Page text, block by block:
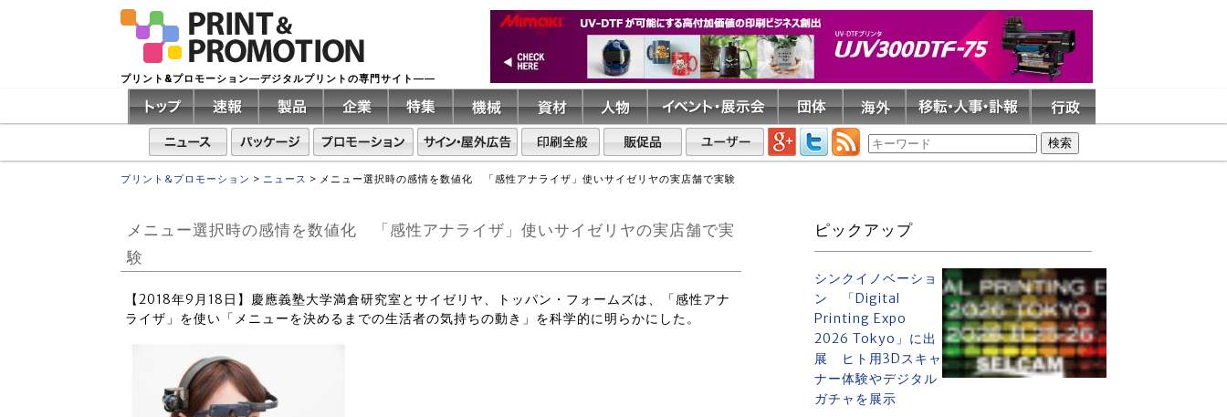
プリント&プロモーション―デジタルプリントの専門サイト――
プリント&プロモーション > ニュース > メニュー選択時の感情を数値化 「感性アナライザ」使いサイゼリヤの実店舗で実験
メニュー選択時の感情を数値化 「感性アナライザ」使いサイゼリヤの実店舗で実
験
【2018年9月18日】慶應義塾大学満倉研究室とサイゼリヤ、トッパン・フォームズは、「感性アナ
ライザ」を使い「メニューを決めるまでの生活者の気持ちの動き」を科学的に明らかにした。
ピックアップ
シンクイノベーショ
ン 「Digital
Printing Expo
2026 Tokyo」に出
展 ヒト用3Dスキャ
ナー体験やデジタル
ガチャを展示